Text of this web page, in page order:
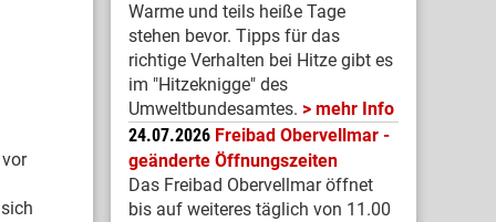
Warme und teils heiße Tage
stehen bevor. Tipps für das
richtige Verhalten bei Hitze gibt es
im "Hitzeknigge" des
Umweltbundesamtes.
mehr Info
24.07.2026 Freibad Obervellmar -
geänderte Öffnungszeiten
Das Freibad Obervellmar öffnet
bis auf weiteres täglich von 11.00